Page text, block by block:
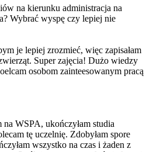
na kierunku administracja na
Wybrać wyspę czy lepiej nie
je lepiej zrozmieć, więc zapisałam
Super zajęcia! Dużo wiedzy
osobom zainteesowanym pracą
na WSPA, ukończyłam studia
tę uczelnię. Zdobyłam spore
wszystko na czas i żaden z